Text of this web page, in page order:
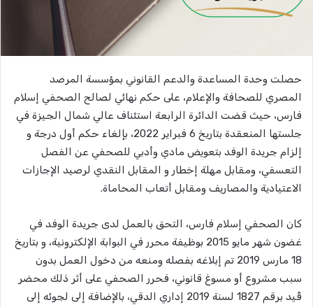
حصلت وحدة المساعدة والدعم القانوني بمؤسسة المرصد
المصري للصحافة والإعلام، على حكم نهائي لصالح الصحفي إسلام
فارس، حيث قضت الدائرة الرابعة استئناف عالي شمال الجيزة في
جلستها المنعقدة بتاريخ 6 فبراير 2022، بإلغاء حكم أول درجة و
إلزام جريدة الوفد بتعويض مادي وأدبي للصحفي عن الفصل
التعسفي، ومقابل مهلة إخطار و المقابل النقدي لرصيد الإجازات
الاعتيادية والمصاريف ومقابل أتعاب المحاماة.
كان الصحفي إسلام فارس، التحق بالعمل لدى جريدة الوفد في
غضون شهر مايو 2015 بوظيفة محرر في البوابة الإلكترونية، و بتاريخ
18 مارس 2019 تم إبلاغه بفصله ومنعه من دخول العمل بدون
سبب مشروع أو مسوغ قانوني، فحرر الصحفي على أثر ذلك محضر
قُيد برقم 1827 لسنة 2019 إداري الدقي، بالإضافة إلى لجوئه إلى